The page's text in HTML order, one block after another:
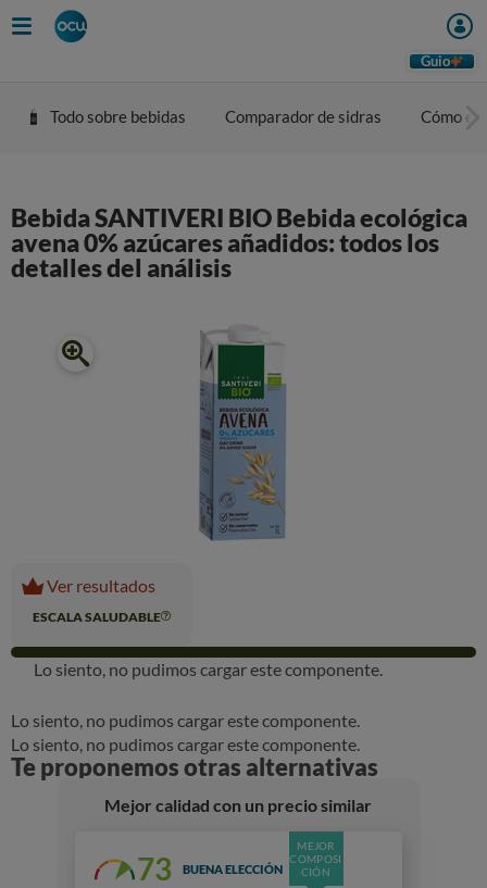
Guio
Todo sobre bebidas Comparador de sidras Cómo
Bebida SANTIVERI BIO Bebida ecológica
avena 0% azúcares añadidos: todos los
detalles del análisis
Ver resultados
ESCALA SALUDABLE
Lo siento, no pudimos cargar este componente.
Lo siento, no pudimos cargar este componente.
Lo siento, no pudimos cargar este componente.
Te proponemos otras alternativas
Mejor calidad con un precio similar
MEJOR
COMPOSI
CIÓN
73 BUENA ELECCIÓN